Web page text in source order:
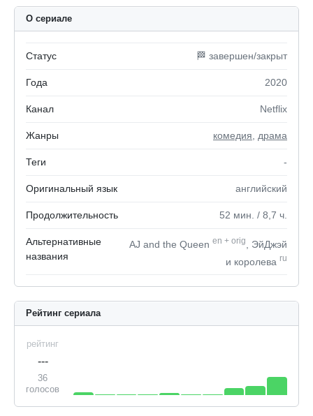
О сериале
Статус 🏁 завершен/закрыт
Года 2020
Канал Netflix
Жанры комедия драма
Теги -
Оригинальный язык английский
Продолжительность 52 мин. / 8,7 ч.
Альтернативные
названия
AJ and the Queen en + orig
, ЭйДжэй
и королева ru
Рейтинг сериала
рейтинг
---
36
голосов